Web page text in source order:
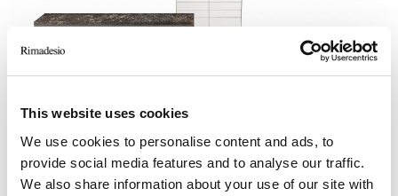
This website uses cookies
We use cookies to personalise content and ads, to
provide social media features and to analyse our traffic.
We also share information about your use of our site with